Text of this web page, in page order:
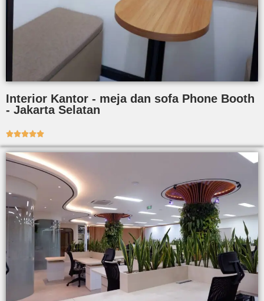
Interior Kantor - meja dan sofa Phone Booth
- Jakarta Selatan
